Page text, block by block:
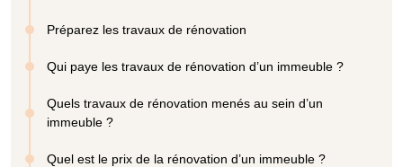
Préparez les travaux de rénovation
Qui paye les travaux de rénovation d’un immeuble ?
Quels travaux de rénovation menés au sein d’un
immeuble ?
Quel est le prix de la rénovation d’un immeuble ?